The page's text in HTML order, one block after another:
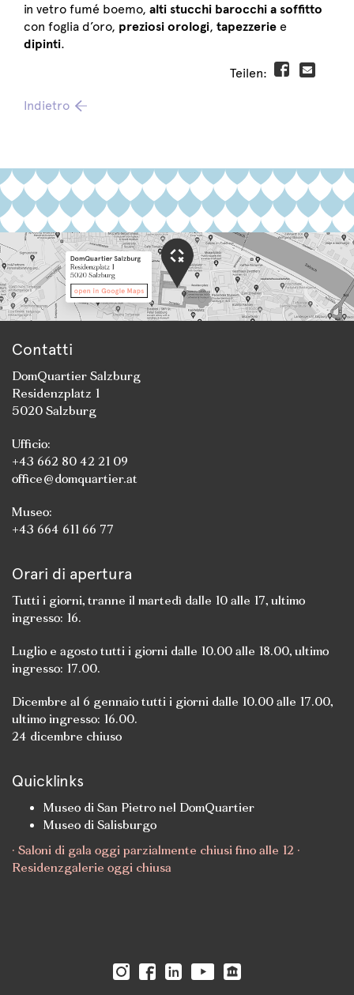
in vetro fumé boemo, alti stucchi barocchi a soffitto
con foglia d’oro, preziosi orologi, tapezzerie e
dipinti.
Teilen:
Indietro
Contatti
DomQuartier Salzburg
Residenzplatz 1
5020 Salzburg
Ufficio:
+43 662 80 42 21 09
office@domquartier.at
Museo:
+43 664 611 66 77
Orari di apertura
Tutti i giorni, tranne il martedì dalle 10 alle 17, ultimo
ingresso: 16.
Luglio e agosto tutti i giorni dalle 10.00 alle 18.00, ultimo
ingresso: 17.00.
Dicembre al 6 gennaio tutti i giorni dalle 10.00 alle 17.00,
ultimo ingresso: 16.00.
24 dicembre chiuso
Quicklinks
Museo di San Pietro nel DomQuartier
Museo di Salisburgo
· Saloni di gala oggi parzialmente chiusi fino alle 12 ·
Residenzgalerie oggi chiusa